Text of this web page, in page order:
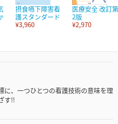
摂食嚥下障害看
護スタンダード
¥3,960
医療安全 改訂第
2版
¥2,970
に、一つひとつの看護技術の意味を理
す!!